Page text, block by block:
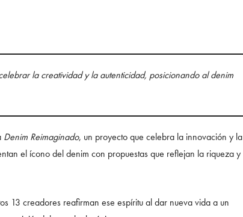
la creatividad y la autenticidad, posicionando al denim
Denim Reimaginado, un proyecto que celebra la innovación y la
el ícono del denim con propuestas que reflejan la riqueza y
13 creadores reafirman ese espíritu al dar nueva vida a un